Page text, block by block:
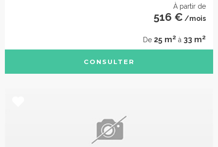
À partir de
516 € /mois
De 25 m2 à 33 m2
CONSULTER